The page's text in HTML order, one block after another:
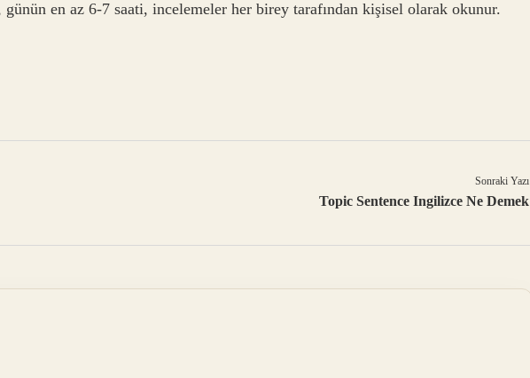
en az 6-7 saati, incelemeler her birey tarafından kişisel olarak okunur.
Sonraki Yazı
Topic Sentence Ingilizce Ne Demek